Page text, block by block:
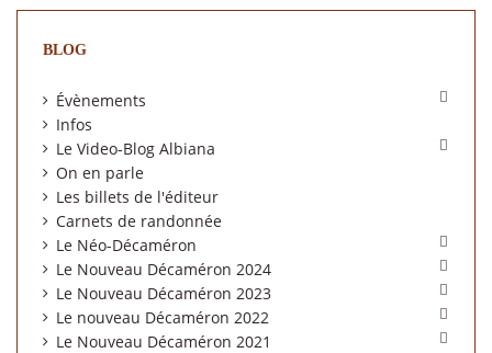
BLOG
Évènements 
Infos
Le Video-Blog Albiana

On en parle
Les billets de l'éditeur
Carnets de randonnée
Le Néo-Décaméron

Le Nouveau Décaméron 2024 
Le Nouveau Décaméron 2023 
Le nouveau Décaméron 2022 
Le Nouveau Décaméron 2021 